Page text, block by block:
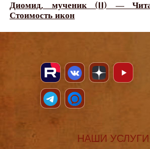
Диомид, мученик (II) —
Стоимость икон
НАШИ УСЛУГИ